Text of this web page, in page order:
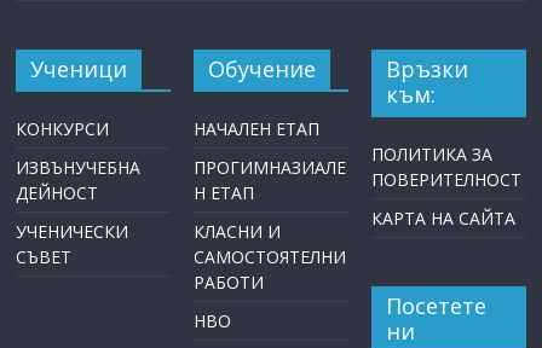
Ученици
КОНКУРСИ
ИЗВЪНУЧЕБНА
ДЕЙНОСТ
УЧЕНИЧЕСКИ
СЪВЕТ
Обучение
НАЧАЛЕН ЕТАП
ПРОГИМНАЗИАЛЕ
Н ЕТАП
КЛАСНИ И
САМОСТОЯТЕЛНИ
РАБОТИ
НВО
Връзки
към:
ПОЛИТИКА ЗА
ПОВЕРИТЕЛНОСТ
КАРТА НА САЙТА
Посетете
ни